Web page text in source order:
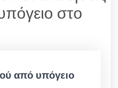
στο
από υπόγειο